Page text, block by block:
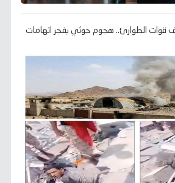
قوات الطوارئ.. هجوم حوثي يفجر اتهامات